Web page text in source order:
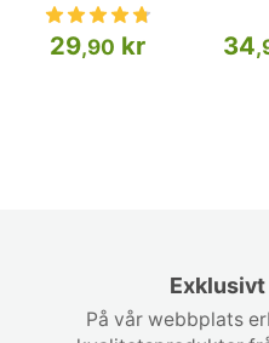
På vår webbplats
29,90 kr 34